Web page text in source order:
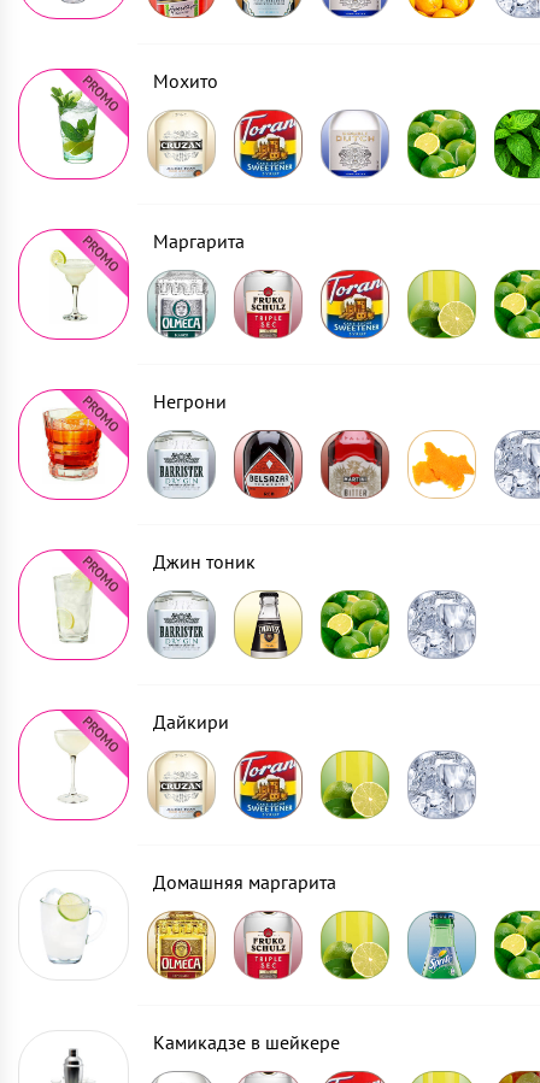
Мохито
Маргарита
Негрони
Джин тоник
Дайкири
Домашняя маргарита
Камикадзе в шейкере